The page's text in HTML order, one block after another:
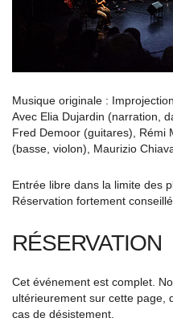
Musique originale : Improjection
Avec Elia Dujardin (narration,
Fred Demoor (guitares), Rémi
(basse, violon), Maurizio
Entrée libre dans la limite des
Réservation fortement
RÉSERVATION
Cet événement est complet.
ultérieurement sur cette page,
cas de désistement.